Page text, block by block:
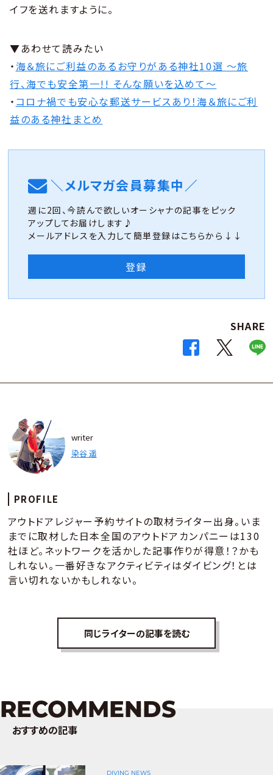
イフを送れますように。
▼あわせて読みたい
・海＆旅にご利益のあるお守りがある神社10選 〜旅
行、海でも安全第一!! そんな願いを込めて〜
・ コロナ禍でも安心な郵送サービスあり！海＆旅にご利
益のある神社まとめ
＼メルマガ会員募集中／
週に2回、今読んで欲しいオーシャナの記事をピック
アップしてお届けします♪
メールアドレスを入力して簡単登録はこちらから↓↓
登録
SHARE
writer
染谷 遥
PROFILE
アウトドアレジャー予約サイトの取材ライター出身。いま
までに取材した日本全国のアウトドアカンパニーは130
社ほど。ネットワークを活かした記事作りが得意！？かも
しれない。一番好きなアクティビティはダイビング！とは
言い切れないかもしれない。
同じライターの記事を読む
RECOMMENDS
おすすめの記事
DIVING NEWS